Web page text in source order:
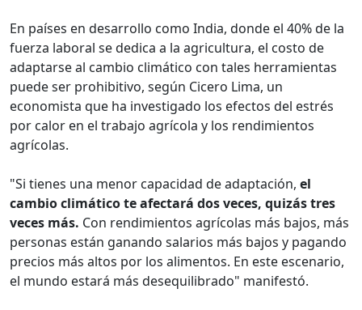
En países en desarrollo como India, donde el 40% de la
fuerza laboral se dedica a la agricultura, el costo de
adaptarse al cambio climático con tales herramientas
puede ser prohibitivo, según Cicero Lima, un
economista que ha investigado los efectos del estrés
por calor en el trabajo agrícola y los rendimientos
agrícolas.
"Si tienes una menor capacidad de adaptación, el
cambio climático te afectará dos veces, quizás tres
veces más. Con rendimientos agrícolas más bajos, más
personas están ganando salarios más bajos y pagando
precios más altos por los alimentos. En este escenario,
el mundo estará más desequilibrado" manifestó.